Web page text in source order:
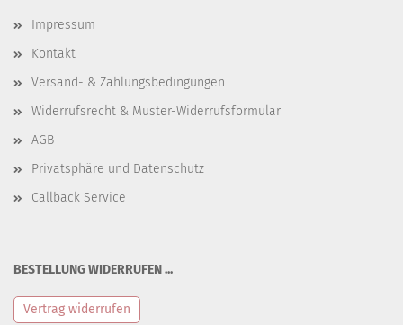
Impressum
Kontakt
Versand- & Zahlungsbedingungen
Widerrufsrecht & Muster-Widerrufsformular
AGB
Privatsphäre und Datenschutz
Callback Service
BESTELLUNG WIDERRUFEN ...
Vertrag widerrufen